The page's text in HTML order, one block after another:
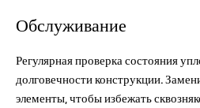
Обслуживание
Регулярная проверка состояния
долговечности конструкции.
элементы, чтобы избежать